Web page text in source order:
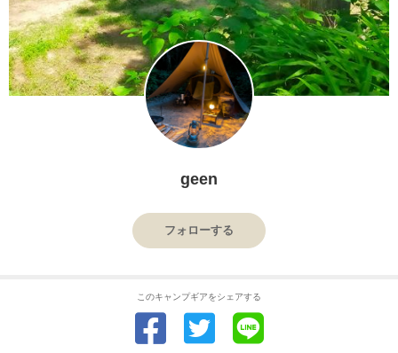
geen
フォローする
このキャンプギアをシェアする